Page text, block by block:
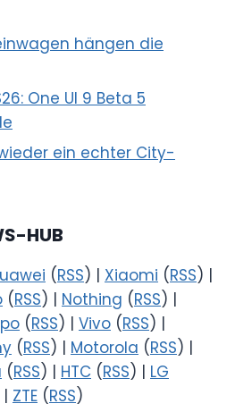
hängen die
One UI 9 Beta 5
ein echter City-
HUB
(RSS) | Xiaomi (RSS) |
(RSS) | Nothing (RSS) |
(RSS) | Vivo (RSS) |
(RSS) | Motorola (RSS) |
(RSS) | HTC (RSS) | LG
ZTE (RSS)